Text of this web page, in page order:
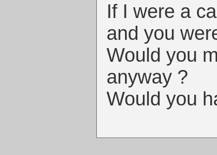
If I were a
and you
Would you
anyway ?
Would you